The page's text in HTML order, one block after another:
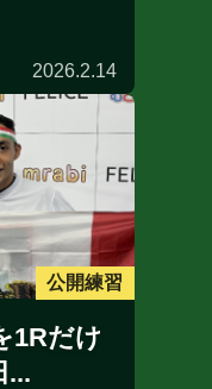
2026.2.14
公開練習
1Rだけ
...